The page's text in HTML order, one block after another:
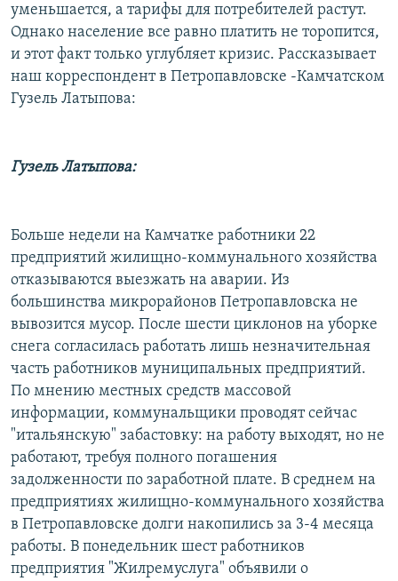
уменьшается, а тарифы для потребителей растут.
Однако население все равно платить не торопится,
и этот факт только углубляет кризис. Рассказывает
наш корреспондент в Петропавловске -Камчатском
Гузель Латыпова:
Гузель Латыпова:
Больше недели на Камчатке работники 22
предприятий жилищно-коммунального хозяйства
отказываются выезжать на аварии. Из
большинства микрорайонов Петропавловска не
вывозится мусор. После шести циклонов на уборке
снега согласилась работать лишь незначительная
часть работников муниципальных предприятий.
По мнению местных средств массовой
информации, коммунальщики проводят сейчас
"итальянскую" забастовку: на работу выходят, но не
работают, требуя полного погашения
задолженности по заработной плате. В среднем на
предприятиях жилищно-коммунального хозяйства
в Петропавловске долги накопились за 3-4 месяца
работы. В понедельник шест работников
предприятия "Жилремуслуга" объявили о